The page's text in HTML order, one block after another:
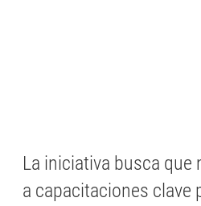
La iniciativa busca
a capacitaciones clave